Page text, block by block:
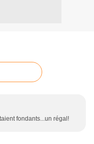
fondants...un régal!